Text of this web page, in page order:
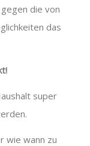
die von
das
super
wie wann zu